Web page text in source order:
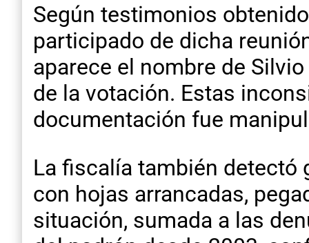
Según testimonios
participado de dicha
aparece el nombre de
de la votación. Estas
documentación fue
La fiscalía también detectó
con hojas arrancadas,
situación, sumada a las